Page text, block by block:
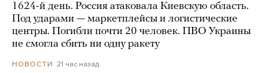
1624-й день. Россия атаковала Киевскую область.
Под ударами — маркетплейсы и логистические
центры. Погибли почти 20 человек. ПВО Украины
не смогла сбить ни одну ракету
НОВОСТИ 21 час назад